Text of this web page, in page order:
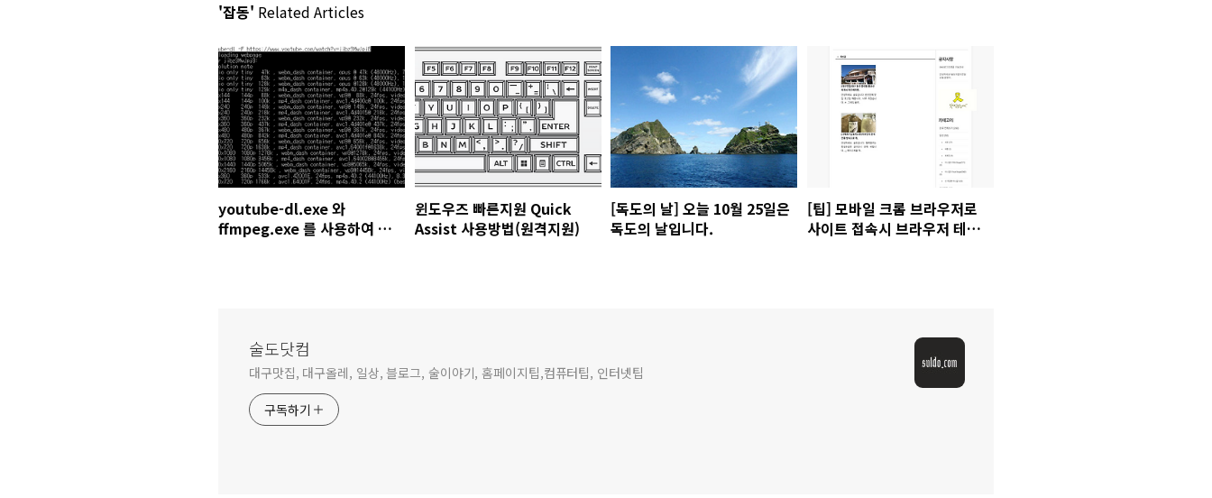
'잡동' Related Articles
youtube-dl.exe 와
ffmpeg.exe 를 사용하여 유
윈도우즈 빠른지원 Quick
Assist 사용방법(원격지원)
[독도의 날] 오늘 10월 25일은
독도의 날입니다.
[팁] 모바일 크롬 브라우저로
사이트 접속시 브라우저 테마
술도닷컴
대구맛집, 대구올레, 일상, 블로그, 술이야기, 홈페이지팁,컴퓨터팁, 인터넷팁
구독하기